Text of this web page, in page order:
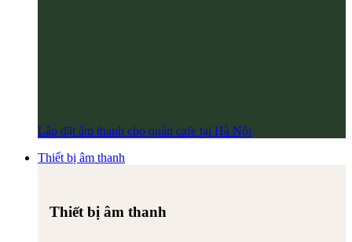
Lắp đặt âm thanh cho quán cafe tại Hà Nội
Thiết bị âm thanh
Thiết bị âm thanh